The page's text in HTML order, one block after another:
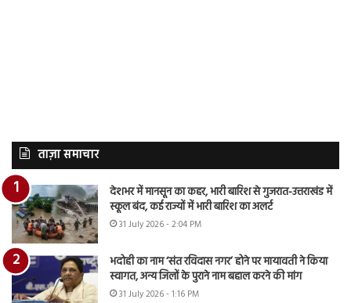
ताज़ा समाचार
देशभर में मानसून का कहर, भारी बारिश से गुजरात-उत्तराखंड में
स्कूल बंद, कई राज्यों में भारी बारिश का अलर्ट
31 July 2026 - 2:04 PM
भदोही का नाम ‘संत रविदास नगर’ होने पर मायावती ने किया
स्वागत, अन्य जिलों के पुराने नाम बहाल करने की मांग
31 July 2026 - 1:16 PM